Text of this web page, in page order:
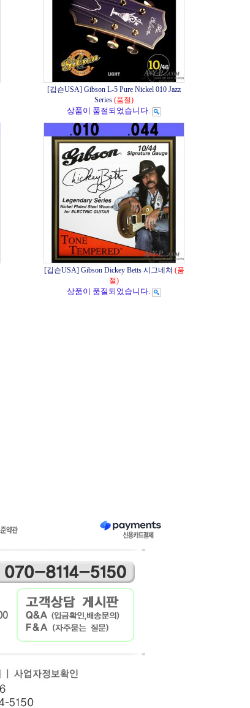
[깁슨USA] Gibson L-5 Pure Nickel 010 Jazz
Series (품절)
상품이 품절되었습니다.
[깁슨USA] Gibson Dickey Betts 시그네쳐 (품
절)
상품이 품절되었습니다.